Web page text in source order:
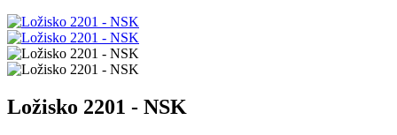
Ložisko 2201 - NSK